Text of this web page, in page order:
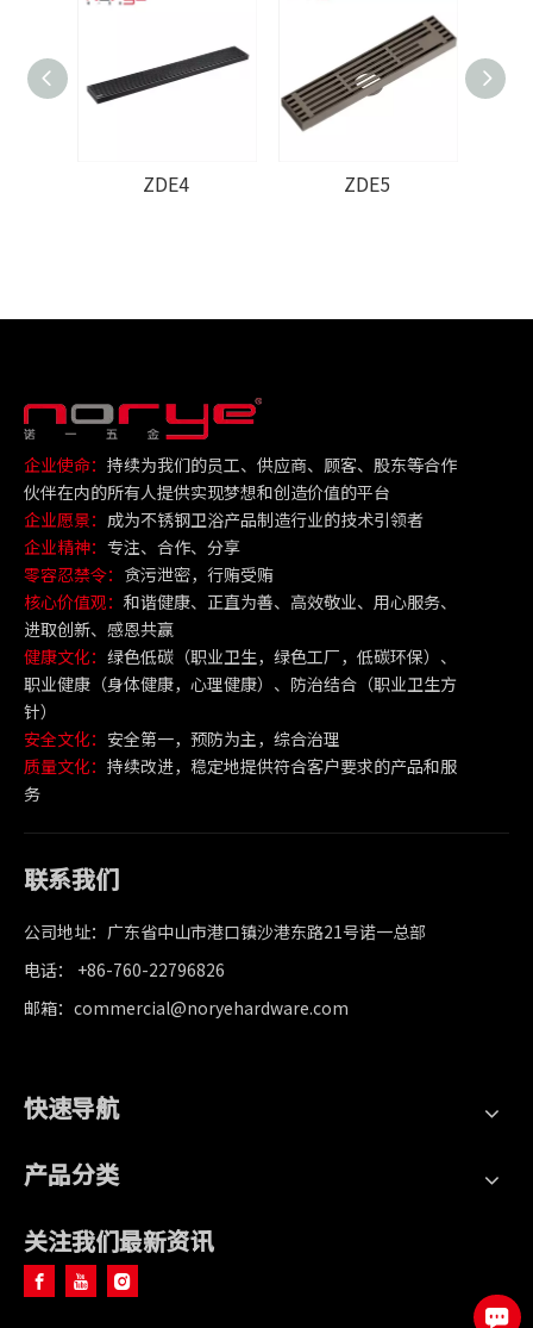
ZDE4 ZDE5
企业使命： 持续为我们的员工、供应商、顾客、股东等合作
伙伴在内的所有人提供实现梦想和创造价值的平台
企业愿景： 成为不锈钢卫浴产品制造行业的技术引领者
企业精神： 专注、合作、分享
零容忍禁令： 贪污泄密，行贿受贿
核心价值观： 和谐健康、正直为善、高效敬业、用心服务、
进取创新、感恩共赢
健康文化： 绿色低碳（职业卫生，绿色工厂，低碳环保）、
职业健康（身体健康，心理健康）、防治结合（职业卫生方
针）
安全文化： 安全第一，预防为主，综合治理
质量文化： 持续改进，稳定地提供符合客户要求的产品和服
务
联系我们
公司地址：广东省中山市港口镇沙港东路21号诺一总部
电话： +86-760-22796826
邮箱：commercial@noryehardware.com
快速导航
产品分类
关注我们最新资讯